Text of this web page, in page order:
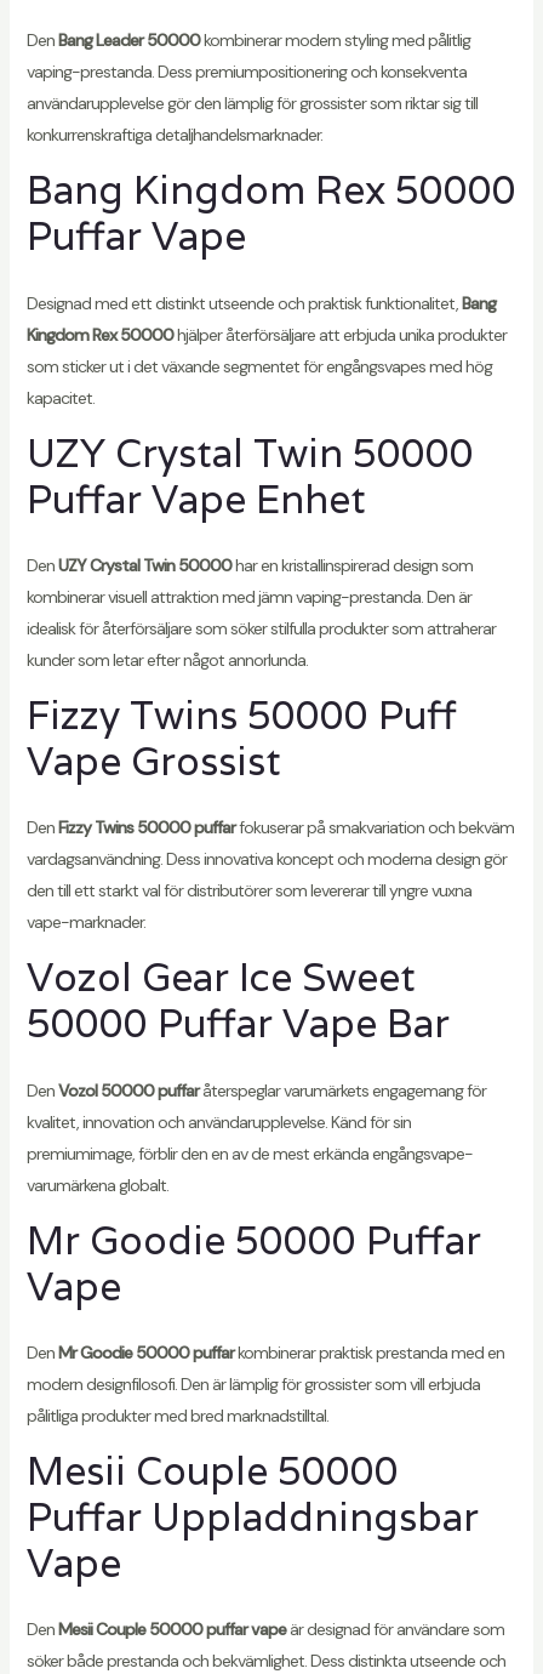
DenBang Leader 50000kombinerar modern styling med pålitlig
vaping-prestanda. Dess premiumpositionering och konsekventa
användarupplevelse gör den lämplig för grossister som riktar sig till
konkurrenskraftiga detaljhandelsmarknader.
Bang Kingdom Rex 50000
Puffar Vape
Designad med ett distinkt utseende och praktisk funktionalitet, Bang
Kingdom Rex 50000hjälper återförsäljare att erbjuda unika produkter
som sticker ut i det växande segmentet för engångsvapes med hög
kapacitet.
UZY Crystal Twin 50000
Puffar Vape Enhet
DenUZY Crystal Twin 50000har en kristallinspirerad design som
kombinerar visuell attraktion med jämn vaping-prestanda. Den är
idealisk för återförsäljare som söker stilfulla produkter som attraherar
kunder som letar efter något annorlunda.
Fizzy Twins 50000 Puff
Vape Grossist
Den Fizzy Twins 50000 puffarfokuserar på smakvariation och bekväm
vardagsanvändning. Dess innovativa koncept och moderna design gör
den till ett starkt val för distributörer som levererar till yngre vuxna
vape-marknader.
Vozol Gear Ice Sweet
50000 Puffar Vape Bar
DenVozol 50000 puffaråterspeglar varumärkets engagemang för
kvalitet, innovation och användarupplevelse. Känd för sin
premiumimage, förblir den en av de mest erkända engångsvape-
varumärkena globalt.
Mr Goodie 50000 Puffar
Vape
DenMr Goodie 50000 puffarkombinerar praktisk prestanda med en
modern designfilosofi. Den är lämplig för grossister som vill erbjuda
pålitliga produkter med bred marknadstilltal.
Mesii Couple 50000
Puffar Uppladdningsbar
Vape
Den Mesii Couple 50000 puffar vapeär designad för användare som
söker både prestanda och bekvämlighet. Dess distinkta utseende och